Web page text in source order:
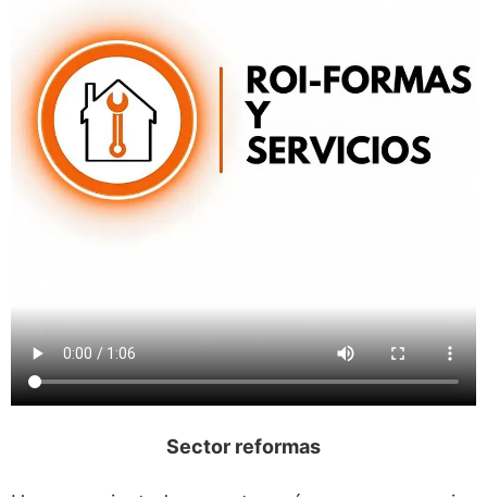
Sector reformas